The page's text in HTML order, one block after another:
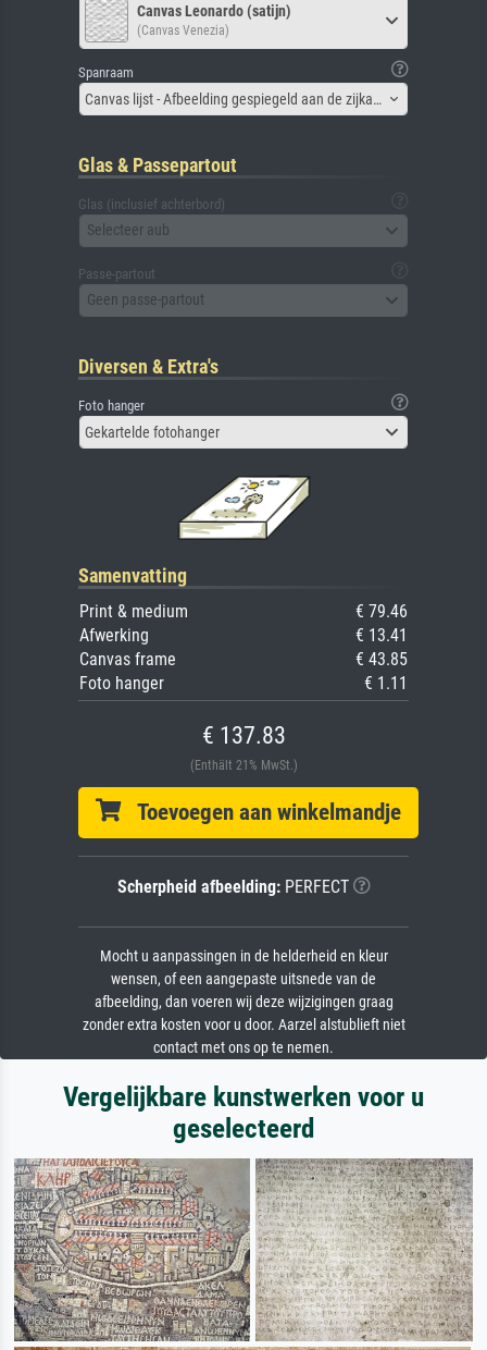
Canvas Leonardo (satijn)
(Canvas Venezia)
Spanraam
Canvas lijst - Afbeelding gespiegeld aan de zijkant
Glas & Passepartout
Glas (inclusief achterbord)
Selecteer aub
Passe-partout
Geen passe-partout
Diversen & Extra's
Foto hanger
Gekartelde fotohanger
Samenvatting
Print & medium
€ 79.46
Afwerking
€ 13.41
Canvas frame
€ 43.85
Foto hanger
€ 1.11
€ 137.83
(Enthält 21% MwSt.)
Toevoegen aan winkelmandje
Scherpheid afbeelding:PERFECT
Mocht u aanpassingen in de helderheid en kleur
wensen, of een aangepaste uitsnede van de
afbeelding, dan voeren wij deze wijzigingen graag
zonder extra kosten voor u door. Aarzel alstublieft niet
contact met ons op te nemen.
Vergelijkbare kunstwerken voor u
geselecteerd